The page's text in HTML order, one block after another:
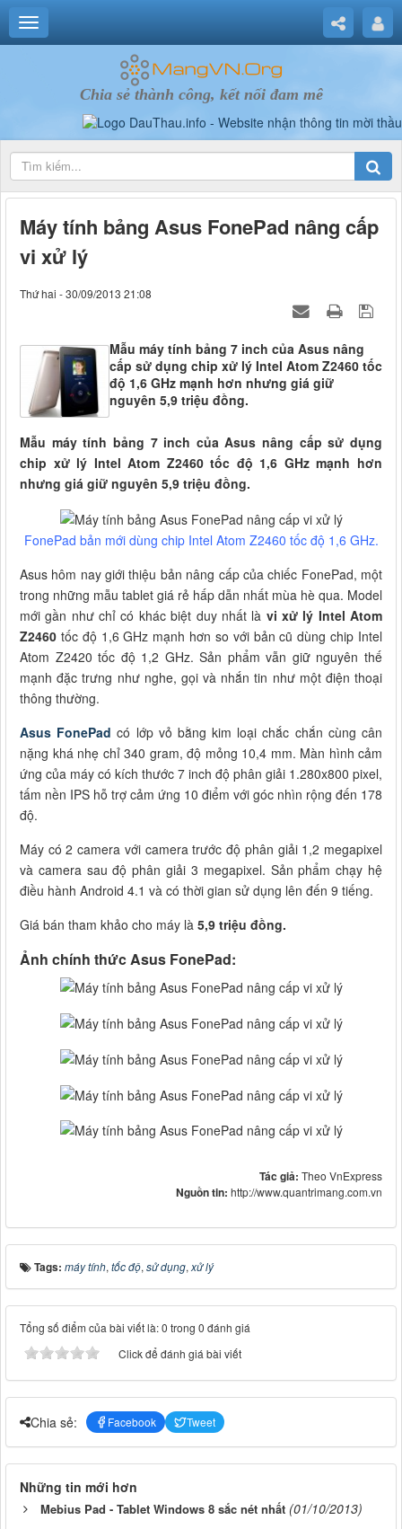
Chia sẻ thành công, kết nối đam mê
Máy tính bảng Asus FonePad nâng cấp
vi xử lý
Thứ hai - 30/09/2013 21:08
Mẫu máy tính bảng 7 inch của Asus nâng
cấp sử dụng chip xử lý Intel Atom Z2460 tốc
độ 1,6 GHz mạnh hơn nhưng giá giữ
nguyên 5,9 triệu đồng.
Mẫu máy tính bảng 7 inch của Asus nâng cấp sử dụng
chip xử lý Intel Atom Z2460 tốc độ 1,6 GHz mạnh hơn
nhưng giá giữ nguyên 5,9 triệu đồng.
FonePad bản mới dùng chip Intel Atom Z2460 tốc độ 1,6 GHz.
Asus hôm nay giới thiệu bản nâng cấp của chiếc FonePad, một
trong những mẫu tablet giá rẻ hấp dẫn nhất mùa hè qua. Model
mới gần như chỉ có khác biệt duy nhất là vi xử lý Intel Atom
Z2460 tốc độ 1,6 GHz mạnh hơn so với bản cũ dùng chip Intel
Atom Z2420 tốc độ 1,2 GHz. Sản phẩm vẫn giữ nguyên thế
mạnh đặc trưng như nghe, gọi và nhắn tin như một điện thoại
thông thường.
Asus FonePad có lớp vỏ bằng kim loại chắc chắn cùng cân
nặng khá nhẹ chỉ 340 gram, độ mỏng 10,4 mm. Màn hình cảm
ứng của máy có kích thước 7 inch độ phân giải 1.280x800 pixel,
tấm nền IPS hỗ trợ cảm ứng 10 điểm với góc nhìn rộng đến 178
độ.
Máy có 2 camera với camera trước độ phân giải 1,2 megapixel
và camera sau độ phân giải 3 megapixel. Sản phẩm chạy hệ
điều hành Android 4.1 và có thời gian sử dụng lên đến 9 tiếng.
Giá bán tham khảo cho máy là 5,9 triệu đồng.
Ảnh chính thức Asus FonePad:
Tác giả: Theo VnExpress
Nguồn tin: http://www.quantrimang.com.vn
Tags: máy tính, tốc độ, sử dụng, xử lý
Tổng số điểm của bài viết là: 0 trong 0 đánh giá
Click để đánh giá bài viết
Chia sẻ: Facebook Tweet
Những tin mới hơn
Mebius Pad - Tablet Windows 8 sắc nét nhất (01/10/2013)